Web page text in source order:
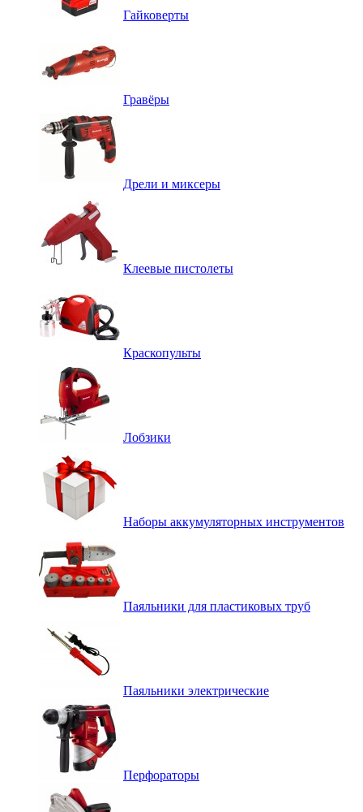
Гайковерты
Гравёры
Дрели и миксеры
Клеевые пистолеты
Краскопульты
Лобзики
Наборы аккумуляторных инструментов
Паяльники для пластиковых труб
Паяльники электрические
Перфораторы